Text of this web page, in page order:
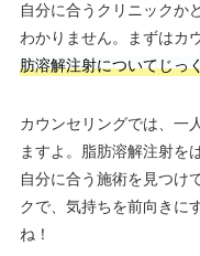
自分に合うクリニックか
わかりません。まずはカ
肪溶解注射についてじっ
カウンセリングでは、一
ますよ。脂肪溶解注射を
自分に合う施術を見つけ
クで、気持ちを前向きに
ね！